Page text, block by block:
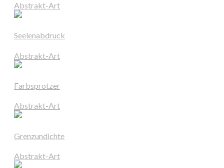
Abstrakt-Art
Seelenabdruck
Abstrakt-Art
Farbsprotzer
Abstrakt-Art
Grenzundichte
Abstrakt-Art